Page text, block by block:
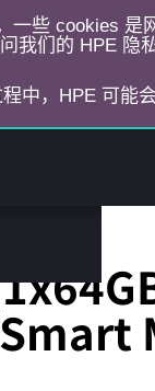
一些 cookies 是
我们的 HPE 隐
中，HPE 可能